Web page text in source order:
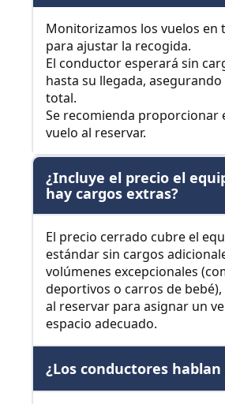
Monitorizamos los vuelos en
para ajustar la recogida.
El conductor esperará sin
hasta su llegada,
total.
Se recomienda proporcionar
vuelo al reservar.
¿Incluye el precio el
hay cargos extras?
El precio cerrado cubre el
estándar sin cargos
volúmenes excepcionales
deportivos o carros de
al reservar para asignar un
espacio adecuado.
¿Los conductores hablan